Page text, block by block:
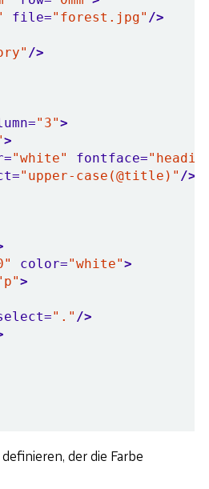
file="forest.jpg" />
/>
"3">
>
"white" fontface=
"upper-case(@title)" />
color="white">
>
"." />
der die Farbe